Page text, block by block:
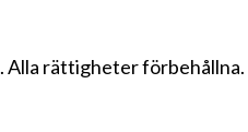
. Alla rättigheter förbehållna.